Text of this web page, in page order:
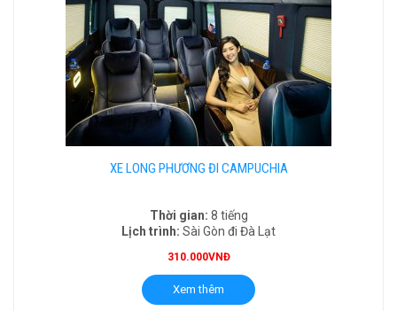
XE LONG PHƯƠNG ĐI CAMPUCHIA
Thời gian: 8 tiếng
Lịch trình: Sài Gòn đi Đà Lạt
310.000VNĐ
Xem thêm